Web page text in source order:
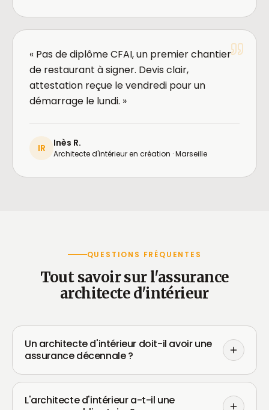
« Pas de diplôme CFAI, un premier chantier
de restaurant à signer. Devis clair,
attestation reçue le vendredi pour un
démarrage le lundi. »
IR Inès R.
Architecte d'intérieur en création · Marseille
QUESTIONS FRÉQUENTES
Tout savoir sur l'assurance
architecte d'intérieur
Un architecte d'intérieur doit-il avoir une
assurance décennale ?
L'architecte d'intérieur a-t-il une